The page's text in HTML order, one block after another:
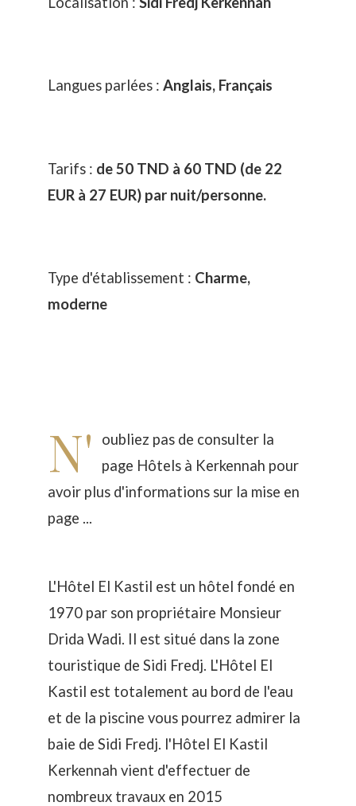
Langues parlées : Anglais, Français
Tarifs : de 50 TND à 60 TND (de 22
EUR à 27 EUR) par nuit/personne.
Type d'établissement : Charme,
moderne
N'
oubliez pas de consulter la
page Hôtels à Kerkennah pour
avoir plus d'informations sur la mise en
page ...
L'Hôtel El Kastil est un hôtel fondé en
1970 par son propriétaire Monsieur
Drida Wadi. Il est situé dans la zone
touristique de Sidi Fredj. L'Hôtel El
Kastil est totalement au bord de l'eau
et de la piscine vous pourrez admirer la
baie de Sidi Fredj. l'Hôtel El Kastil
Kerkennah vient d'effectuer de
nombreux travaux en 2015